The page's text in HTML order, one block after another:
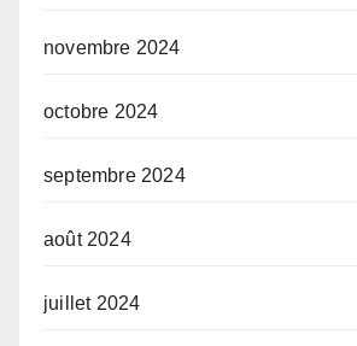
novembre 2024
octobre 2024
septembre 2024
août 2024
juillet 2024